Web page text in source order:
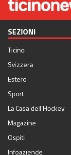
SEZIONI
Ticino
Svizzera
Estero
Sport
La Casa dell'Hockey
Magazine
Ospiti
Infoaziende